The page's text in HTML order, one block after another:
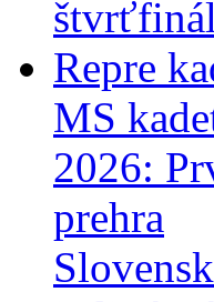
Repre
MS
2026:
prehra